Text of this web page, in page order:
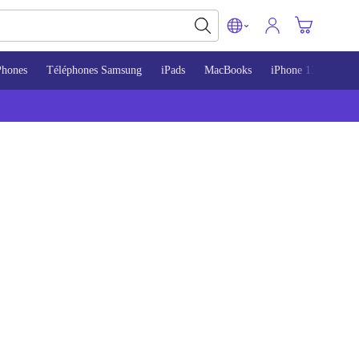
Téléphones Samsung iPads MacBooks iPhone 13